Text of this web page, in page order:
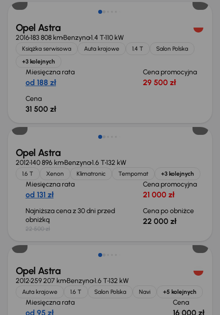
Opel Astra
2016183 808 kmBenzyna1.4 T110 kW
Książka serwisowa Auta krajowe 1.4 T
Salon Polska
+3 kolejnych
Miesięczna rata
od 188 zł
Cena promocyjna
29 500 zł
Cena
31 500 zł
Taniej o 500 zł
Opel Astra
2012140 896 kmBenzyna1.6 T132 kW
1.6 T Xenon Klimatronic Tempomat +3 kolejnych
Miesięczna rata
od 131 zł
Cena promocyjna
21 000 zł
Najniższa cena z 30 dni przed
obniżką
22 500 zł
Cena po obniżce
22 000 zł
Świeżo skupione
Opel Astra
2012259 207 kmBenzyna1.6 T132 kW
Auta krajowe 1.6 T Salon Polska Navi +5 kolejnych
Miesięczna rata
od 95 zł
Cena
16 000 zł